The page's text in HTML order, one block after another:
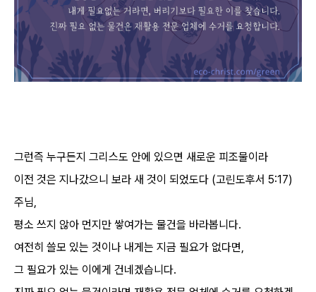
그런즉 누구든지 그리스도 안에 있으면 새로운 피조물이라
이전 것은 지나갔으니 보라 새 것이 되었도다 (고린도후서 5:17)
주님,
평소 쓰지 않아 먼지만 쌓여가는 물건을 바라봅니다.
여전히 쓸모 있는 것이나 내게는 지금 필요가 없다면,
그 필요가 있는 이에게 건네겠습니다.